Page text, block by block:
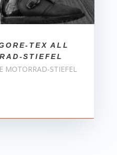
TEX ALL
STIEFEL
MOTORRAD-STIEFEL